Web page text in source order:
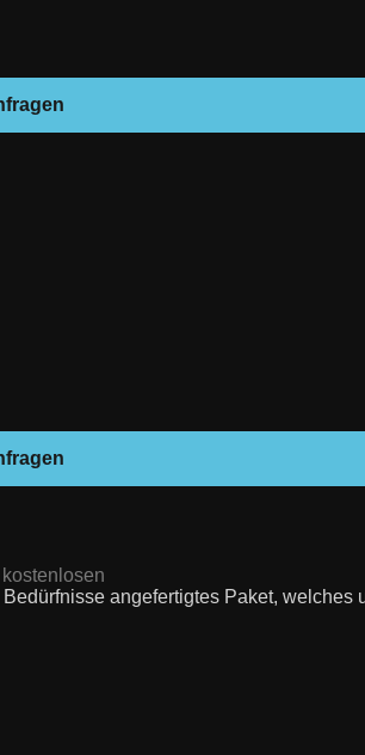
Bedürfnisse angefertigtes Paket, welches